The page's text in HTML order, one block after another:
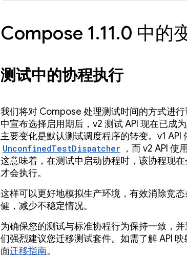
Compose 1.11.0 中的
测试中的协程执行
我们将对 Compose 处理测试时间的方式进
中宣布选择启用期后，v2 测试 API 现在已成为
主要变化是默认测试调度程序的转变。v1 API
UnconfinedTestDispatcher ，而 v2 API 使用
这意味着，在测试中启动协程时，该协程现
才会执行。
这样可以更好地模拟生产环境，有效消除竞
健，减少不稳定情况。
为确保您的测试与标准协程行为保持一致，
们强烈建议您迁移测试套件。如需了解 API
面迁移指南。